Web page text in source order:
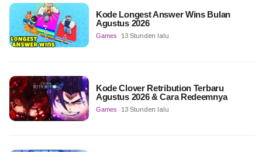
Kode Longest Answer Wins Bulan
Agustus 2026
Games 13 Stunden lalu
Kode Clover Retribution Terbaru
Agustus 2026 & Cara Redeemnya
Games 13 Stunden lalu